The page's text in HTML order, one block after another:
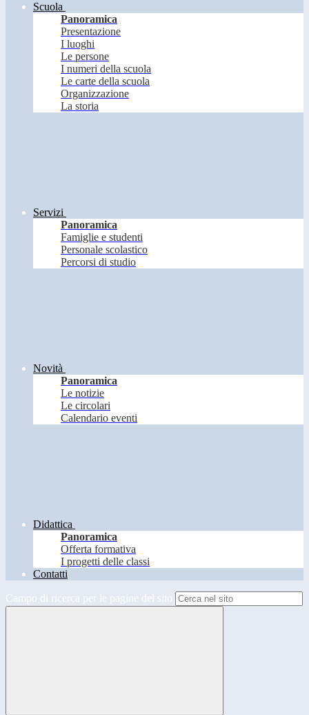
Scuola
Panoramica
Presentazione
I luoghi
Le persone
I numeri della scuola
Le carte della scuola
Organizzazione
La storia
Servizi
Panoramica
Famiglie e studenti
Personale scolastico
Percorsi di studio
Novità
Panoramica
Le notizie
Le circolari
Calendario eventi
Didattica
Panoramica
Offerta formativa
I progetti delle classi
Contatti
Campo di ricerca per le pagine del sito